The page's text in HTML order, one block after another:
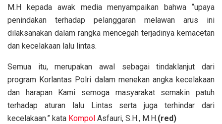
M.H kepada awak media menyampaikan bahwa “upaya
penindakan terhadap pelanggaran melawan arus ini
dilaksanakan dalam rangka mencegah terjadinya kemacetan
dan kecelakaan lalu lintas.
Semua itu, merupakan awal sebagai tindaklanjut dari
program Korlantas Polri dalam menekan angka kecelakaan
dan harapan Kami semoga masyarakat semakin patuh
terhadap aturan lalu Lintas serta juga terhindar dari
kecelakaan.” kata Kompol Asfauri, S.H., M.H.(red)